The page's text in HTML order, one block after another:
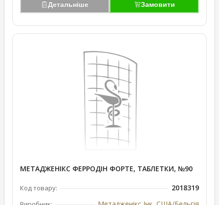
Детальніше Замовити
МЕТАДЖЕНІКС ФЕРРОДІН ФОРТЕ, ТАБЛЕТКИ, №90
Код товару: 2018319